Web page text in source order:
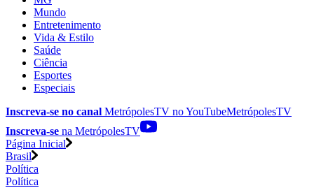
Mundo
Entretenimento
Vida & Estilo
Saúde
Ciência
Esportes
Especiais
Inscreva-se no canal MetrópolesTV noYouTubeMetrópolesTV
Inscreva-se na MetrópolesTV
Página Inicial
Brasil
Política
Política